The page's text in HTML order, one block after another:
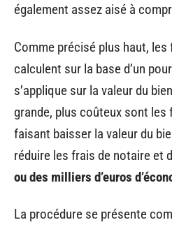
également assez aisé à
Comme précisé plus haut,
calculent sur la base d’un
s’applique sur la valeur du
grande, plus coûteux sont les
faisant baisser la valeur du
réduire les frais de notaire et
ou des milliers d’euros
La procédure se présente